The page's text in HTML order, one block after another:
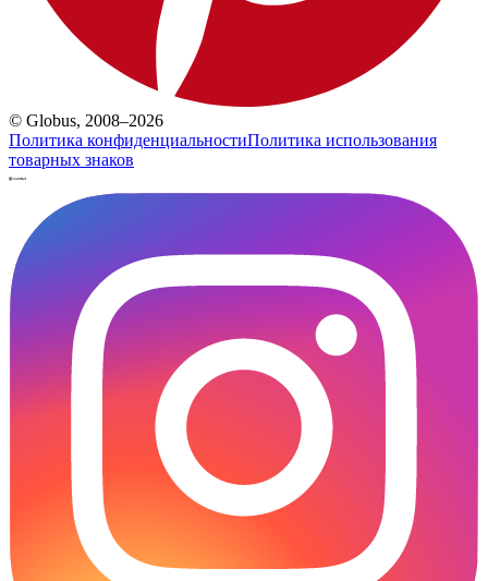
© Globus, 2008–2026
Политика конфиденциальностиПолитика использования
товарных знаков